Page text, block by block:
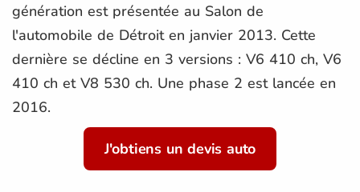
génération est présentée au Salon de
l'automobile de Détroit en janvier 2013. Cette
dernière se décline en 3 versions : V6 410 ch, V6
410 ch et V8 530 ch. Une phase 2 est lancée en
2016.
J'obtiens un devis auto